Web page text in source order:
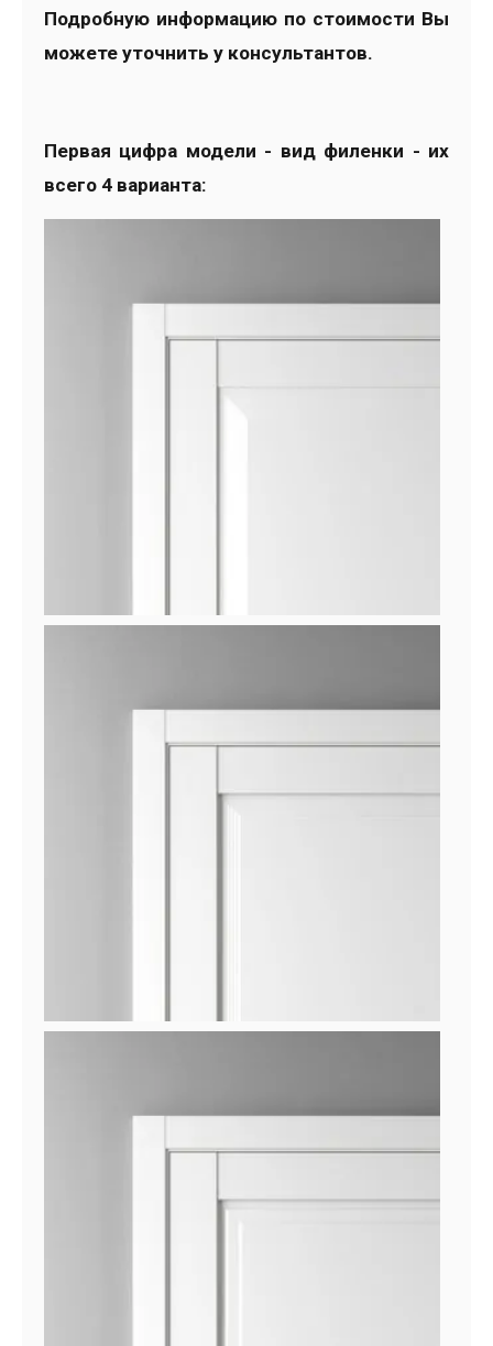
Подробную информацию по стоимости Вы
можете уточнить у консультантов.
Первая цифра модели - вид филенки - их
всего 4 варианта: